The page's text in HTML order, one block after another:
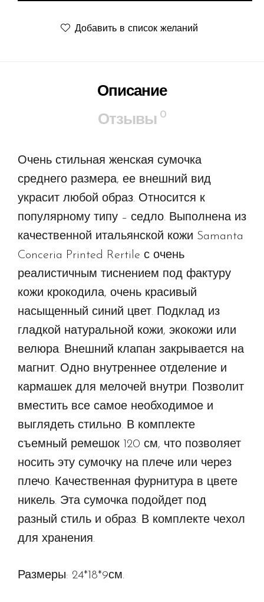
Добавить в список желаний
Описание
Отзывы 0
Очень стильная женская сумочка
среднего размера, ее внешний вид
украсит любой образ. Относится к
популярному типу – седло. Выполнена из
качественной итальянской кожи Samanta
Conceria Printed Rertile с очень
реалистичным тиснением под фактуру
кожи крокодила, очень красивый
насыщенный синий цвет. Подклад из
гладкой натуральной кожи, экокожи или
велюра. Внешний клапан закрывается на
магнит. Одно внутреннее отделение и
кармашек для мелочей внутри. Позволит
вместить все самое необходимое и
выглядеть стильно. В комплекте
съемный ремешок 120 см, что позволяет
носить эту сумочку на плече или через
плечо. Качественная фурнитура в цвете
никель. Эта сумочка подойдет под
разный стиль и образ. В комплекте чехол
для хранения.
Размеры: 24*18*9см.